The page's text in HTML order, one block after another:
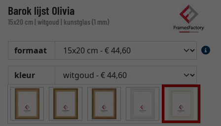
Barok lijst Olivia
15x20 cm | witgoud | kunstglas (1 mm)
formaat
kleur